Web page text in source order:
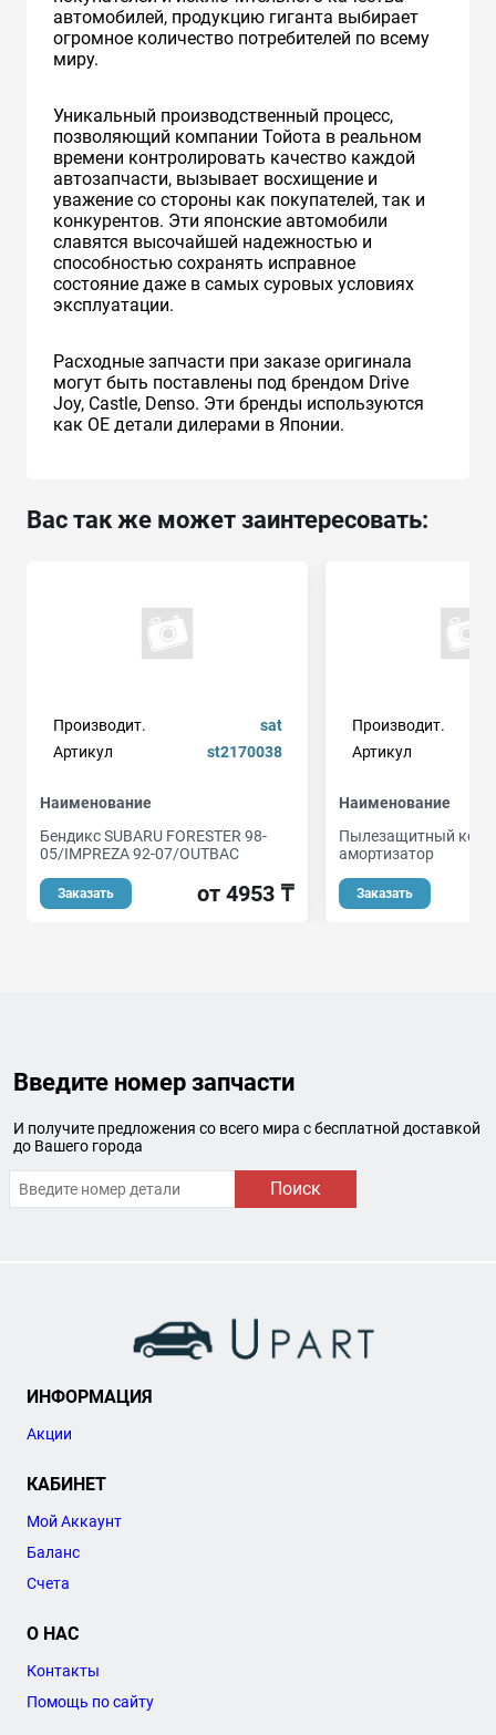
автомобилей, продукцию гиганта выбирает
огромное количество потребителей по всему
миру.
Уникальный производственный процесс,
позволяющий компании Тойота в реальном
времени контролировать качество каждой
автозапчасти, вызывает восхищение и
уважение со стороны как покупателей, так и
конкурентов. Эти японские автомобили
славятся высочайшей надежностью и
способностью сохранять исправное
состояние даже в самых суровых условиях
эксплуатации.
Расходные запчасти при заказе оригинала
могут быть поставлены под брендом Drive
Joy, Castle, Denso. Эти бренды используются
как ОЕ детали дилерами в Японии.
Вас так же может заинтересовать:
Производит.
sat
Артикул
st2170038
Наименование
Бендикс SUBARU FORESTER 98-
05/IMPREZA 92-07/OUTBAC
Заказать от 4953 ₸
Производит.
Артикул
Наименование
Пылезащитный
амортизатор
Заказать
Введите номер запчасти
И получите предложения со всего мира с бесплатной доставкой
до Вашего города
Поиск
ИНФОРМАЦИЯ
Акции
КАБИНЕТ
Мой Аккаунт
Баланс
Счета
О НАС
Контакты
Помощь по сайту